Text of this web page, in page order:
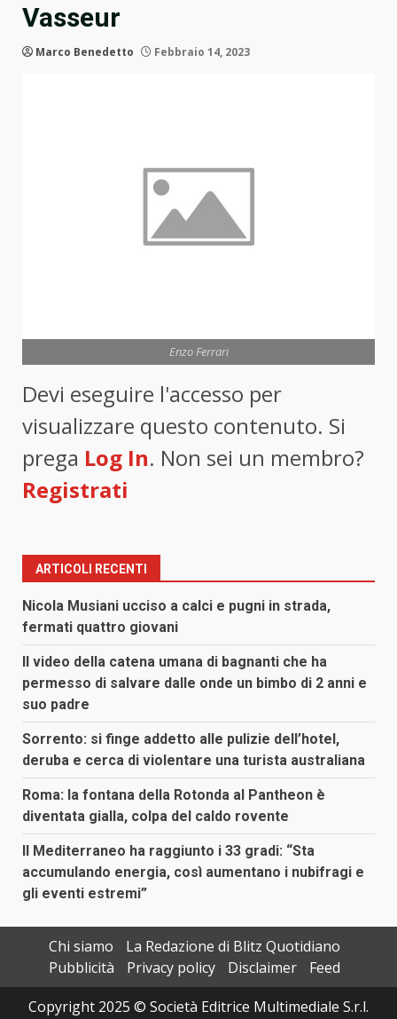
Vasseur
Marco Benedetto Febbraio 14, 2023
Enzo Ferrari
Devi eseguire l'accesso per
visualizzare questo contenuto. Si
prega Log In. Non sei un membro?
Registrati
ARTICOLI RECENTI
Nicola Musiani ucciso a calci e pugni in strada,
fermati quattro giovani
Il video della catena umana di bagnanti che ha
permesso di salvare dalle onde un bimbo di 2 anni e
suo padre
Sorrento: si finge addetto alle pulizie dell’hotel,
deruba e cerca di violentare una turista australiana
Roma: la fontana della Rotonda al Pantheon è
diventata gialla, colpa del caldo rovente
Il Mediterraneo ha raggiunto i 33 gradi: “Sta
accumulando energia, così aumentano i nubifragi e
gli eventi estremi”
Chi siamo
La Redazione di Blitz Quotidiano
Pubblicità
Privacy policy Disclaimer
Feed
Copyright 2025 © Società Editrice Multimediale S.r.l.